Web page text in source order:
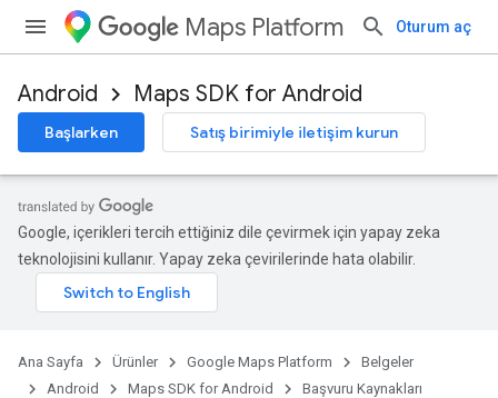
Maps Platform Oturum aç
Android Maps SDK for Android
Başlarken Satış birimiyle iletişim kurun
Google, içerikleri tercih ettiğiniz dile çevirmek için yapay zeka
teknolojisini kullanır. Yapay zeka çevirilerinde hata olabilir.
Ana Sayfa Ürünler Google Maps Platform
Belgeler
Android
Maps SDK for Android Başvuru Kaynakları